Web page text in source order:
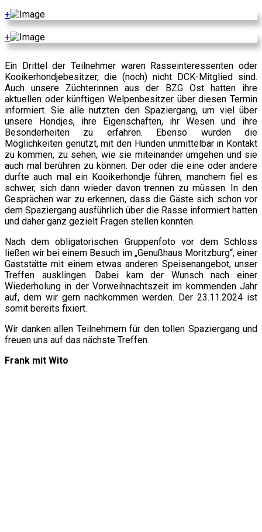
+
+
Ein Drittel der Teilnehmer waren Rasseinteressenten oder
Kooikerhondjebesitzer, die (noch) nicht DCK-Mitglied sind.
Auch unsere Züchterinnen aus der BZG Ost hatten ihre
aktuellen oder künftigen Welpenbesitzer über diesen Termin
informiert. Sie alle nutzten den Spaziergang, um viel über
unsere Hondjes, ihre Eigenschaften, ihr Wesen und ihre
Besonderheiten zu erfahren. Ebenso wurden die
Möglichkeiten genutzt, mit den Hunden unmittelbar in Kontakt
zu kommen, zu sehen, wie sie miteinander umgehen und sie
auch mal berühren zu können. Der oder die eine oder andere
durfte auch mal ein Kooikerhondje führen, manchem fiel es
schwer, sich dann wieder davon trennen zu müssen. In den
Gesprächen war zu erkennen, dass die Gäste sich schon vor
dem Spaziergang ausführlich über die Rasse informiert hatten
und daher ganz gezielt Fragen stellen konnten.
Nach dem obligatorischen Gruppenfoto vor dem Schloss
ließen wir bei einem Besuch im „Genußhaus Moritzburg“, einer
Gaststätte mit einem etwas anderen Speisenangebot, unser
Treffen ausklingen. Dabei kam der Wunsch nach einer
Wiederholung in der Vorweihnachtszeit im kommenden Jahr
auf, dem wir gern nachkommen werden. Der 23.11.2024 ist
somit bereits fixiert.
Wir danken allen Teilnehmern für den tollen Spaziergang und
freuen uns auf das nächste Treffen.
Frank mit Wito